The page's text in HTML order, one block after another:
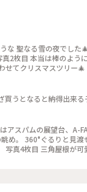
な 聖なる雪の夜でし
真2枚目 本当は棒のよ
てクリスマスツリー
んごを使用したオリジ
た⟡.· * #しろいあおもり❄️⑨ つ
ム #アップルパイパ
🎄
買うとなると納得出来
なります🍎 写真5枚目 青函連絡船